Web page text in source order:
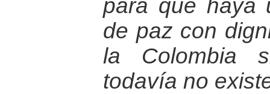
para que haya
de paz con
la Colombia
todavía no